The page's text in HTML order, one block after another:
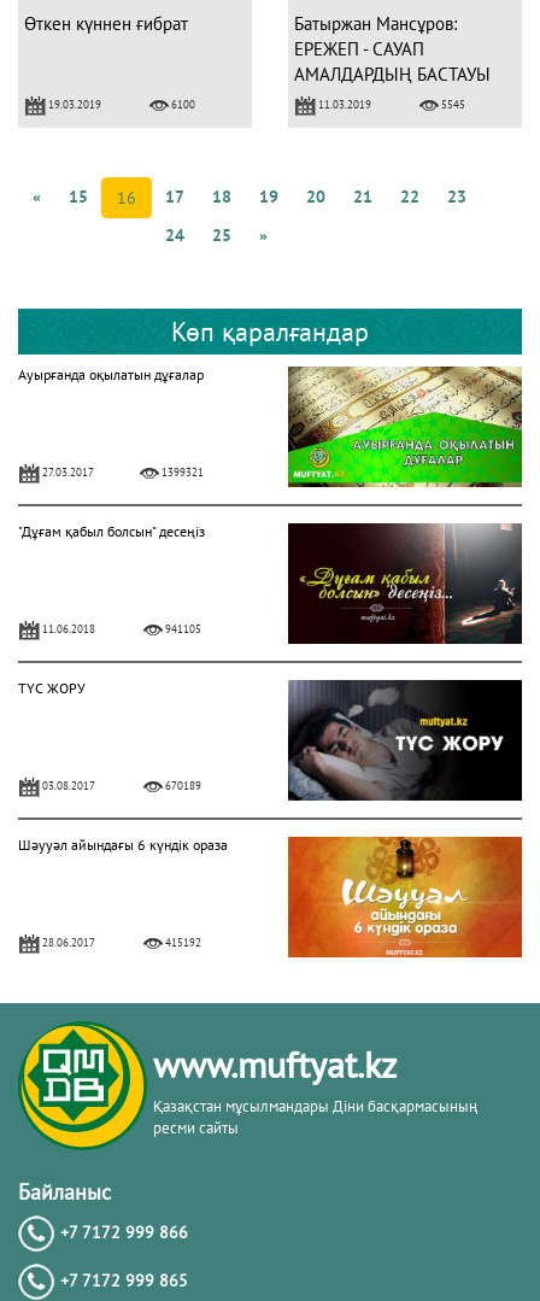
Өткен күннен ғибрат
19.03.2019 6100
Батыржан Мансұров:
ЕРЕЖЕП - САУАП
АМАЛДАРДЫҢ БАСТАУЫ
11.03.2019 5545
« 15 16 17 18 19 20 21 22
23
24
25 »
Көп қаралғандар
Ауырғанда оқылатын дұғалар
27.03.2017 1399321
"Дұғам қабыл болсын" десеңіз
11.06.2018 941105
ТҮС ЖОРУ
03.08.2017 670189
Шәууәл айындағы 6 күндік ораза
28.06.2017 415192
БЕРЕКЕЛІ БАРААТ ТҮНІ
06.04.2020
31.07.2017
www.muftyat.kz
Қазақстан мұсылмандары Діни басқармасының
ресми сайты
Байланыс
+7 7172 999 866
+7 7172 999 865